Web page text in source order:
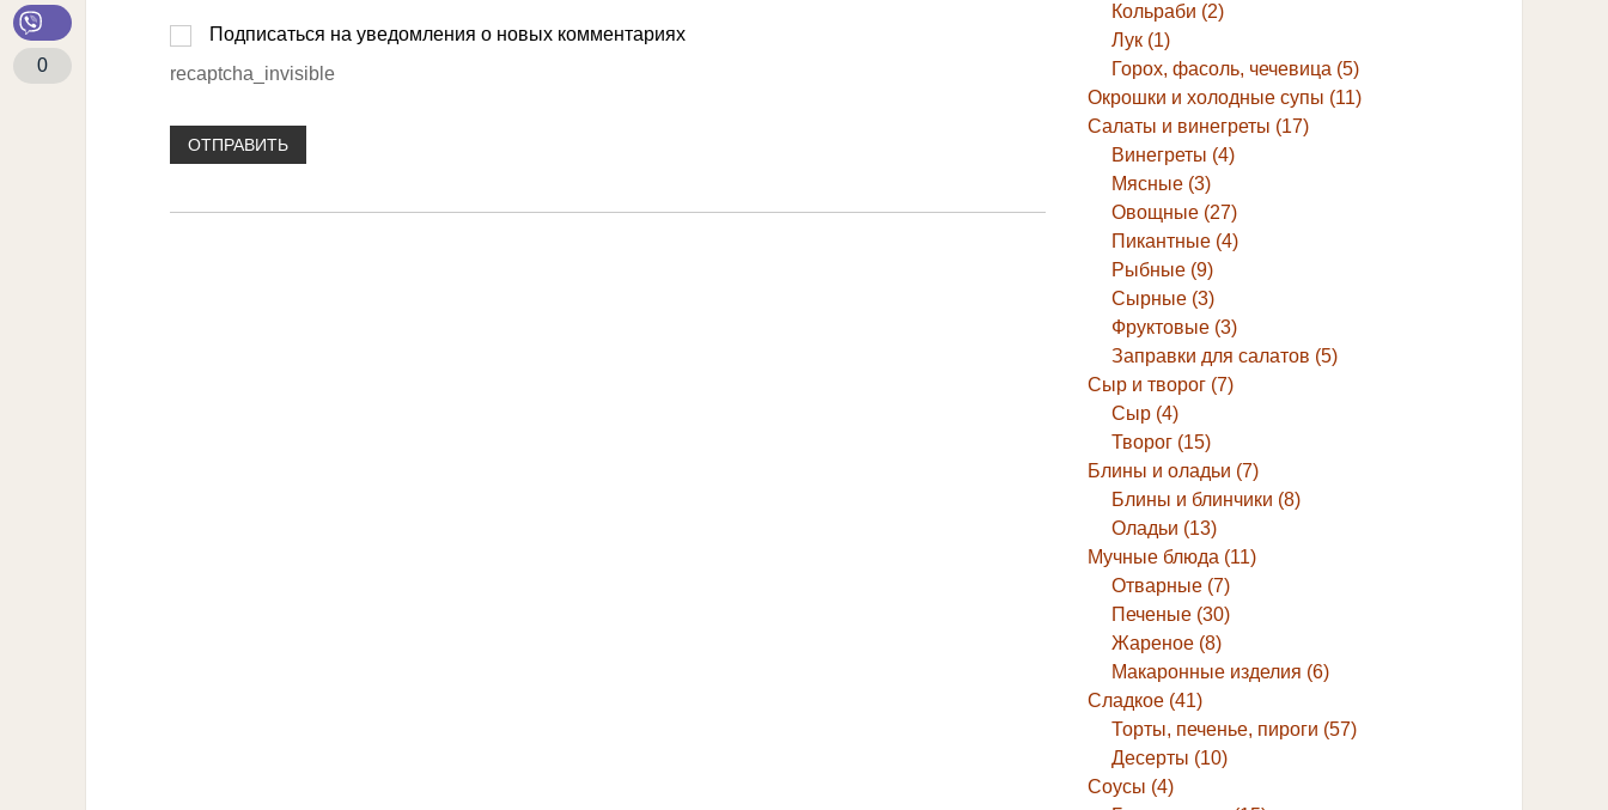
0
Подписаться на уведомления о новых комментариях
recaptcha_invisible
ОТПРАВИТЬ
Кольраби (2)
Лук (1)
Горох, фасоль, чечевица (5)
Окрошки и холодные супы (11)
Салаты и винегреты (17)
Винегреты (4)
Мясные (3)
Овощные (27)
Пикантные (4)
Рыбные (9)
Сырные (3)
Фруктовые (3)
Заправки для салатов (5)
Сыр и творог (7)
Сыр (4)
Творог (15)
Блины и оладьи (7)
Блины и блинчики (8)
Оладьи (13)
Мучные блюда (11)
Отварные (7)
Печеные (30)
Жареное (8)
Макаронные изделия (6)
Сладкое (41)
Торты, печенье, пироги (57)
Десерты (10)
Соусы (4)